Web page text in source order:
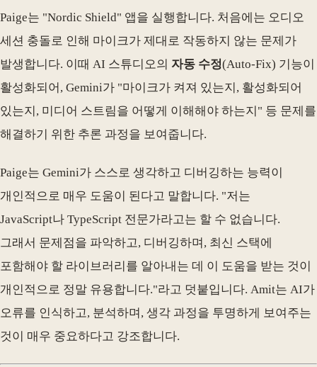
Paige는 "Nordic Shield" 앱을 실행합니다. 처음에는 오디오
세션 충돌로 인해 마이크가 제대로 작동하지 않는 문제가
발생합니다. 이때 AI 스튜디오의 자동 수정(Auto-Fix) 기능이
활성화되어, Gemini가 "마이크가 켜져 있는지, 활성화되어
있는지, 미디어 스트림을 어떻게 이해해야 하는지" 등 문제를
해결하기 위한 추론 과정을 보여줍니다.
Paige는 Gemini가 스스로 생각하고 디버깅하는 능력이
개인적으로 매우 도움이 된다고 말합니다. "저는
JavaScript나 TypeScript 전문가라고는 할 수 없습니다.
그래서 문제점을 파악하고, 디버깅하며, 최신 스택에
포함해야 할 라이브러리를 알아내는 데 이 도움을 받는 것이
개인적으로 정말 유용합니다."라고 덧붙입니다. Amit는 AI가
오류를 인식하고, 분석하며, 생각 과정을 투명하게 보여주는
것이 매우 중요하다고 강조합니다.